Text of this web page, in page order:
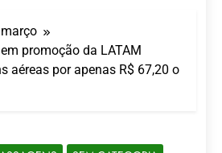
de operação do
Embraer 195-E2
5 De Agosto De 2026
Azul retoma voos
diretos entre Porto
5 De Agosto De 2026
março
promoção da LATAM
aéreas por apenas R$ 67,20 o